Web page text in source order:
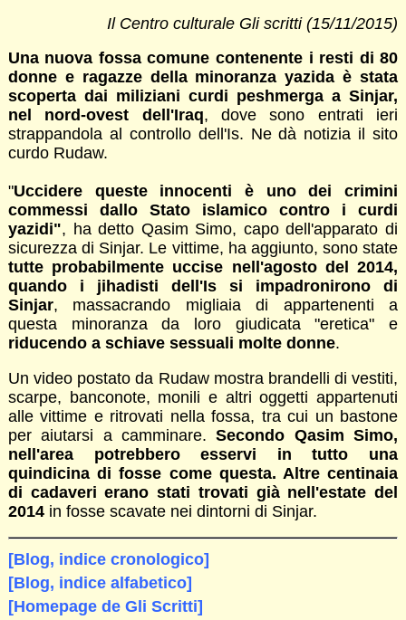
Il Centro culturale Gli scritti (15/11/2015)
Una nuova fossa comune contenente i resti di 80
donne e ragazze della minoranza yazida è stata
scoperta dai miliziani curdi peshmerga a Sinjar,
nel nord-ovest dell'Iraq, dove sono entrati ieri
strappandola al controllo dell'Is. Ne dà notizia il sito
curdo Rudaw.
"Uccidere queste innocenti è uno dei crimini
commessi dallo Stato islamico contro i curdi
yazidi", ha detto Qasim Simo, capo dell'apparato di
sicurezza di Sinjar. Le vittime, ha aggiunto, sono state
tutte probabilmente uccise nell'agosto del 2014,
quando i jihadisti dell'Is si impadronirono di
Sinjar, massacrando migliaia di appartenenti a
questa minoranza da loro giudicata "eretica" e
riducendo a schiave sessuali molte donne.
Un video postato da Rudaw mostra brandelli di vestiti,
scarpe, banconote, monili e altri oggetti appartenuti
alle vittime e ritrovati nella fossa, tra cui un bastone
per aiutarsi a camminare.Secondo Qasim Simo,
nell'area potrebbero esservi in tutto una
quindicina di fosse come questa. Altre centinaia
di cadaveri erano stati trovati già nell'estate del
2014in fosse scavate nei dintorni di Sinjar.
[Blog, indice cronologico]
[Blog, indice alfabetico]
[Homepage de Gli Scritti]